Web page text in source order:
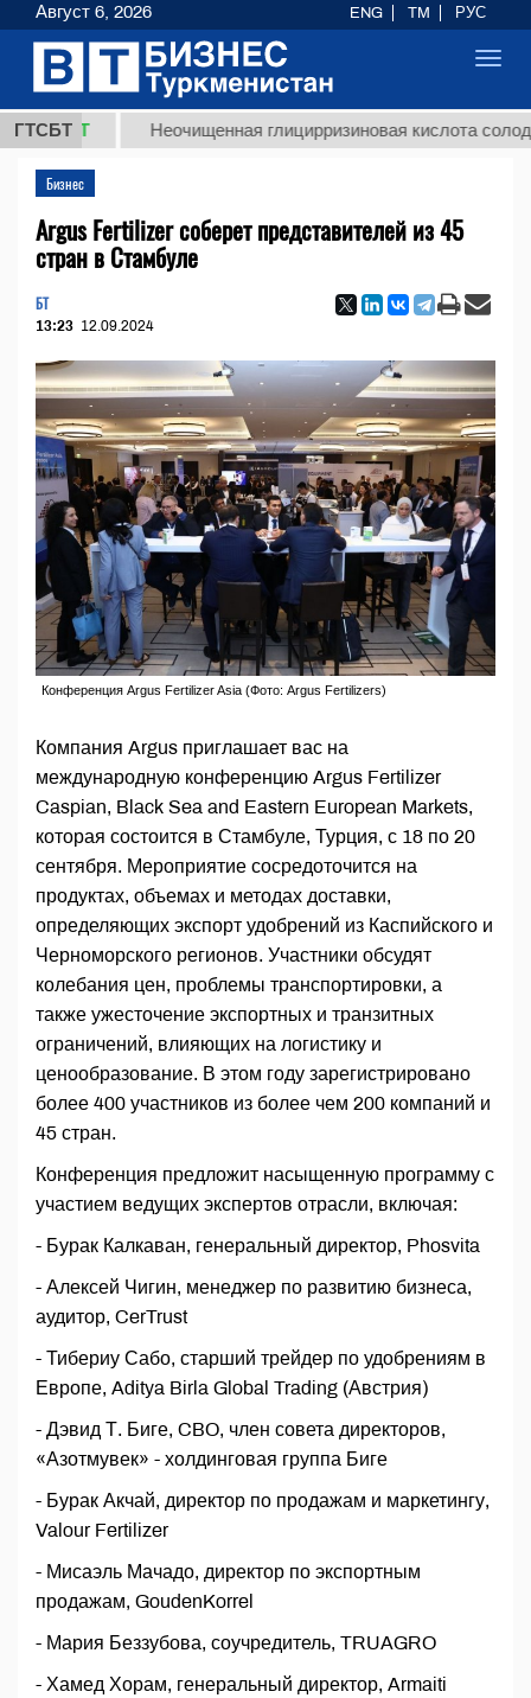
ГТСБТ Неочищенная глицирризиновая кислота солодкового
Бизнес
Argus Fertilizer соберет представителей из 45
стран в Стамбуле
БТ
13:23 12.09.2024
Конференция Argus Fertilizer Asia (Фото: Argus Fertilizers)
Компания Argus приглашает вас на
международную конференцию Argus Fertilizer
Caspian, Black Sea and Eastern European Markets,
которая состоится в Стамбуле, Турция, с 18 по 20
сентября. Мероприятие сосредоточится на
продуктах, объемах и методах доставки,
определяющих экспорт удобрений из Каспийского и
Черноморского регионов. Участники обсудят
колебания цен, проблемы транспортировки, а
также ужесточение экспортных и транзитных
ограничений, влияющих на логистику и
ценообразование. В этом году зарегистрировано
более 400 участников из более чем 200 компаний и
45 стран.
Конференция предложит насыщенную программу с
участием ведущих экспертов отрасли, включая:
- Бурак Калкаван, генеральный директор, Phosvita
- Алексей Чигин, менеджер по развитию бизнеса,
аудитор, CerTrust
- Тибериу Сабо, старший трейдер по удобрениям в
Европе, Aditya Birla Global Trading (Австрия)
- Дэвид Т. Биге, CBO, член совета директоров,
«Азотмувек» - холдинговая группа Биге
- Бурак Акчай, директор по продажам и маркетингу,
Valour Fertilizer
- Мисаэль Мачадо, директор по экспортным
продажам, GoudenKorrel
- Мария Беззубова, соучредитель, TRUAGRO
- Хамед Хорам, генеральный директор, Armaiti
Август 6, 2026 ENG TM РУС